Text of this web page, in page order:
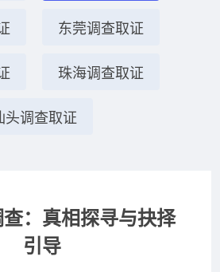
东莞调查取证
珠海调查取证
头调查取证
：真相探寻与抉择
引导